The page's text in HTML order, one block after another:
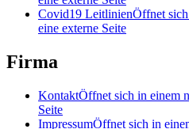
Covid19 LeitlinienÖffnet
eine externe Seite
Firma
KontaktÖffnet sich in einem
Seite
ImpressumÖffnet sich in